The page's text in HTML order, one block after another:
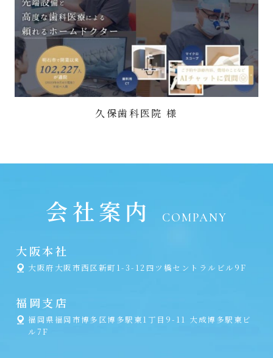
久保歯科医院 様
会社案内 COMPANY
大阪本社
大阪府大阪市西区新町1-3-12四ツ橋セントラルビル9F
福岡支店
福岡県福岡市博多区博多駅東1丁目9-11 大成博多駅東ビ
ル7F